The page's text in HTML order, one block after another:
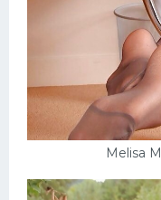
Melisa